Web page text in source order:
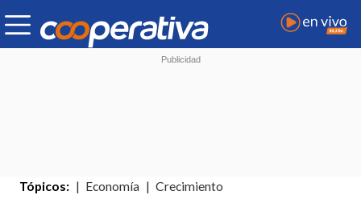
Tópicos: Economía Crecimiento